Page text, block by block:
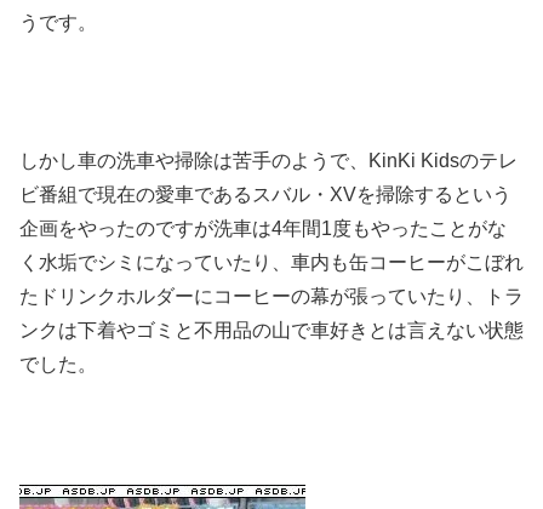
うです。
しかし車の洗車や掃除は苦手のようで、KinKi Kidsのテレ
ビ番組で現在の愛車であるスバル・XVを掃除するという
企画をやったのですが洗車は4年間1度もやったことがな
く水垢でシミになっていたり、車内も缶コーヒーがこぼれ
たドリンクホルダーにコーヒーの幕が張っていたり、トラ
ンクは下着やゴミと不用品の山で車好きとは言えない状態
でした。